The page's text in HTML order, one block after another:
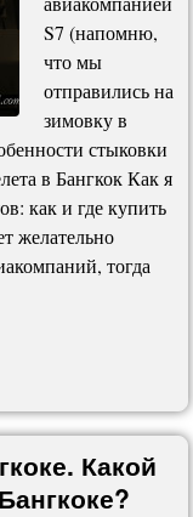
S7 (напомню,
что мы
отправились на
зимовку в
стыковки
в Бангкок Как я
как и где купить
желательно
тогда
Какой